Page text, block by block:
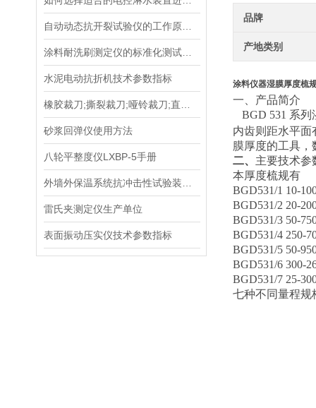
水泥电动抗折机技术参数指标
砂浆回弹仪使用方法
八轮平整度仪LXBP-5手册
雷氏夹测定仪生产单位
表面振动压实仪技术参数指标
品牌
产地类别
涂料仪器湿膜厚度梳
一、产品简介
BGD 531 系
内齿则距水平
膜厚度的工具，
二、 主要技术参
本厚度梳规有
BGD531/1 10-
BGD531/2 20-
BGD531/3 50-
BGD531/4 250-
BGD531/5 50-
BGD531/6 300-
BGD531/7 25-
七种不同量程规